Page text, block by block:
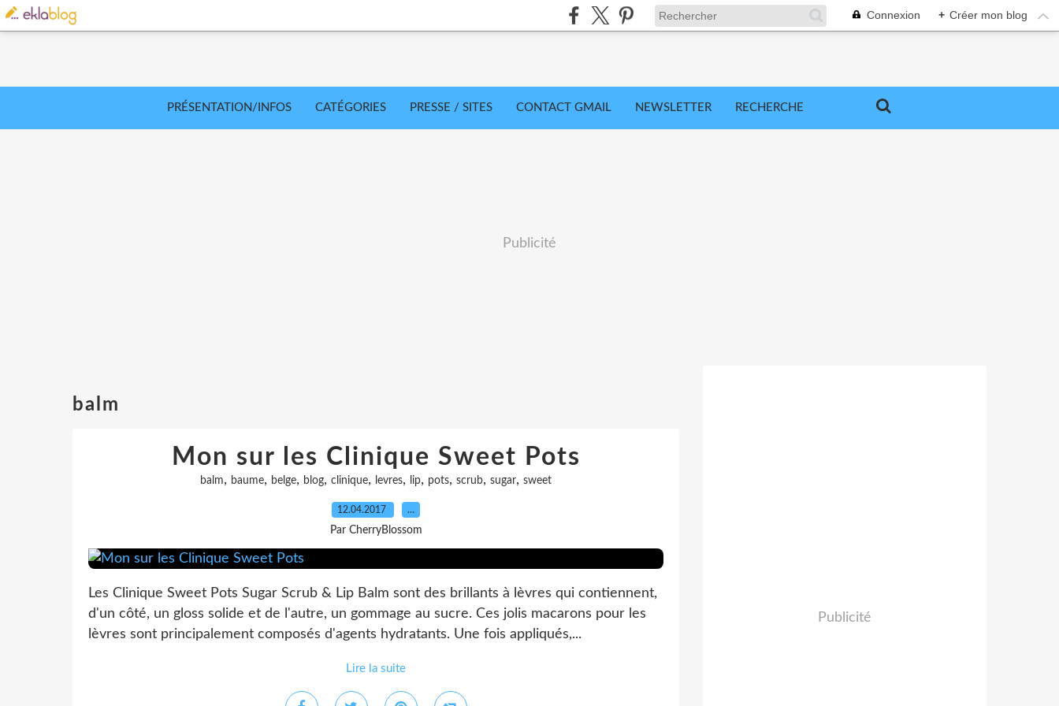
Connexion + Créer mon blog
PRÉSENTATION/INFOS CATÉGORIES PRESSE / SITES CONTACT GMAIL NEWSLETTER RECHERCHE
Publicité
balm
Mon sur les Clinique Sweet Pots
balm, baume, belge, blog, clinique, levres, lip, pots, scrub, sugar, sweet
12.04.2017 …
Par CherryBlossom
Les Clinique Sweet Pots Sugar Scrub & Lip Balm sont des brillants à lèvres qui contiennent,
d'un côté, un gloss solide et de l'autre, un gommage au sucre. Ces jolis macarons pour les
lèvres sont principalement composés d'agents hydratants. Une fois appliqués,...
Lire la suite
Publicité